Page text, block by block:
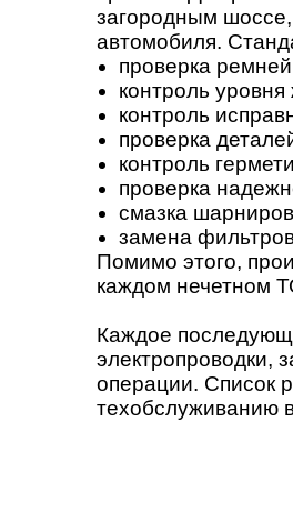
загородным
автомобиля.
проверка
контроль
контроль
проверка
контроль
проверка
смазка
замена
Помимо этого,
каждом нечетном
Каждое
электропроводки,
операции. Список
техобслуживанию